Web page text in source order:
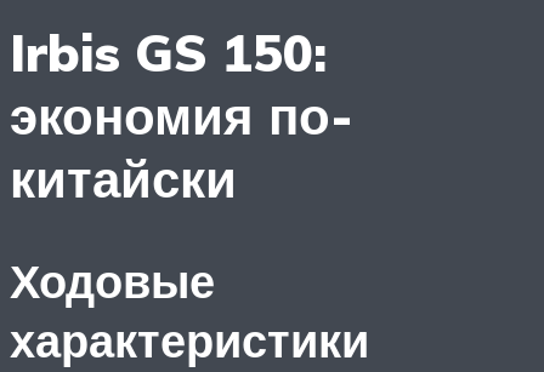
Irbis GS 150:
экономия по-
китайски
Ходовые
характеристики